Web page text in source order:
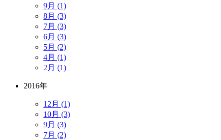
9月 (1)
8月 (3)
7月 (3)
6月 (3)
5月 (2)
4月 (1)
2月 (1)
2016年
12月 (1)
10月 (3)
9月 (3)
7月 (2)